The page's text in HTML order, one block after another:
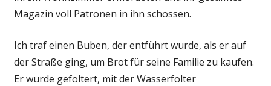
Magazin voll Patronen in ihn schossen.
Ich traf einen Buben, der entführt wurde, als er auf
der Straße ging, um Brot für seine Familie zu kaufen.
Er wurde gefoltert, mit der Wasserfolter